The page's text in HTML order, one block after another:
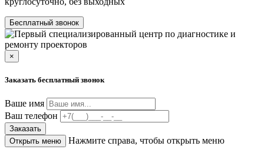
Бесплатный звонок
×
Заказать бесплатный звонок
Ваше имя
Ваш телефон
Заказать
Открыть меню
Нажмите справа, чтобы открыть меню